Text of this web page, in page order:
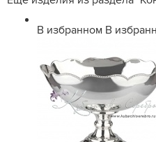
В избранном В